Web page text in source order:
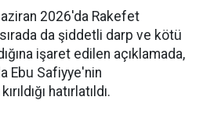
2026'da Rakefet
da şiddetli darp ve kötü
işaret edilen açıklamada,
Ebu Safiyye'nin
hatırlatıldı.